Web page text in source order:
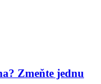
Zmeňte jednu